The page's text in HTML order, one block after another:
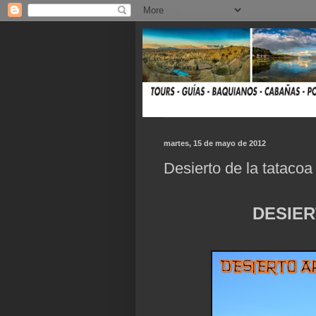
martes, 15 de mayo de 2012
Desierto de la